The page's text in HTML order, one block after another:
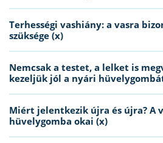
Terhességi vashiány: a vasra
szüksége (x)
Nemcsak a testet, a lelket is
kezeljük jól a nyári
Miért jelentkezik újra és újra? A
hüvelygomba okai (x)